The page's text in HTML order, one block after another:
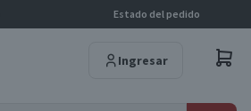
Estado del pedido
Ingresar